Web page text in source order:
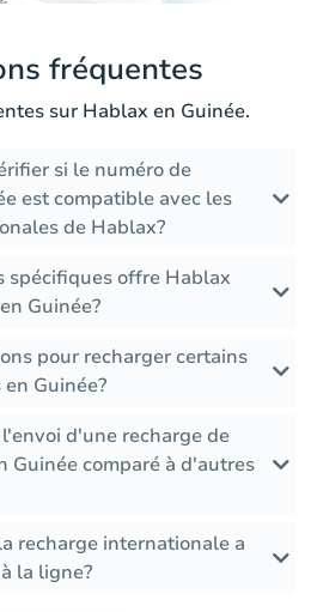
fréquentes
sur Hablax en Guinée.
si le numéro de
est compatible avec les
de Hablax?
spécifiques offre Hablax
Guinée?
pour recharger certains
Guinée?
d'une recharge de
Guinée comparé à d'autres
recharge internationale a
la ligne?